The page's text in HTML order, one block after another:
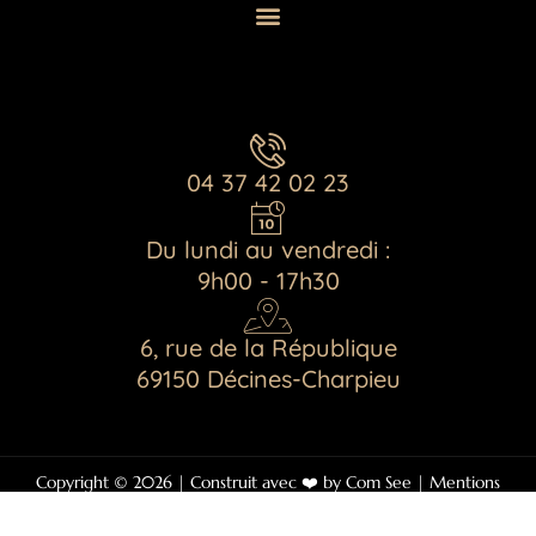
g
04 37 42 02 23
Du lundi au vendredi :
9h00 - 17h30
6, rue de la République
69150 Décines-Charpieu
Copyright © 2026 | Construit avec ❤️ by Com See | Mentions